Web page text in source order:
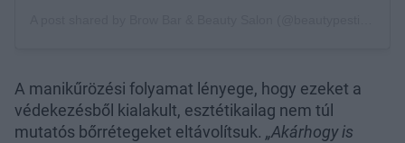
A manikűrözési folyamat lényege, hogy ezeket a
védekezésből kialakult, esztétikailag nem túl
mutatós bőrrétegeket eltávolítsuk. „Akárhogy is